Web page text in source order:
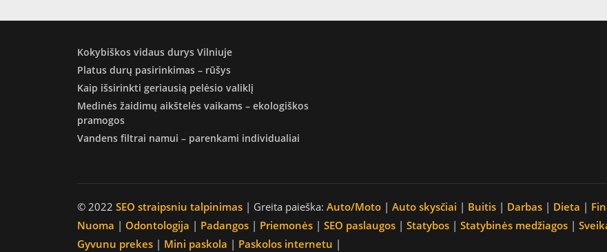
Kokybiškos vidaus durys Vilniuje
Platus durų pasirinkimas – rūšys
Kaip išsirinkti geriausią pelėsio valiklį
Medinės žaidimų aikštelės vaikams – ekologiškos
pramogos
Vandens filtrai namui – parenkami individualiai
© 2022 SEO straipsniu talpinimas | Greita paieška: Auto/Moto | Auto skysčiai | Buitis | Darbas | Dieta |
Nuoma | Odontologija | Padangos | Priemonės | SEO paslaugos | Statybos | Statybinės medžiagos |
Gyvunu prekes | Mini paskola | Paskolos internetu |